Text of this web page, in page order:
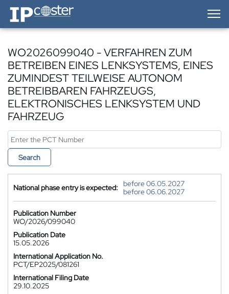
IP-Coster — Home
WO2026099040 - VERFAHREN ZUM
BETREIBEN EINES LENKSYSTEMS, EINES
ZUMINDEST TEILWEISE AUTONOM
BETREIBBAREN FAHRZEUGS,
ELEKTRONISCHES LENKSYSTEM UND
FAHRZEUG
Search
National phase entry is expected:
before 06.05.2027
before 06.06.2027
Publication Number
WO/2026/099040
Publication Date
15.05.2026
International Application No.
PCT/EP2025/081261
International Filing Date
29.10.2025